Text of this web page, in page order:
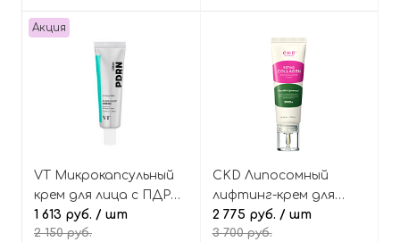
Акция
VT Микрокапсульный
крем для лица с ПДРН
и азуленом, PDRN Glow
Cream
1 613 руб. / шт
2 150 руб.
CKD Липосомный
лифтинг-крем для
лица с ретиналем и
коллагеном, Retino
2 775 руб. / шт
3 700 руб.